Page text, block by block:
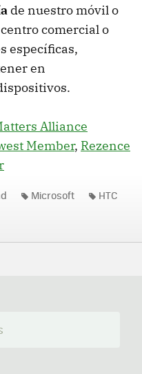
de nuestro móvil o
comercial o
específicas,
en
Alliance
Member, Rezence
Microsoft HTC